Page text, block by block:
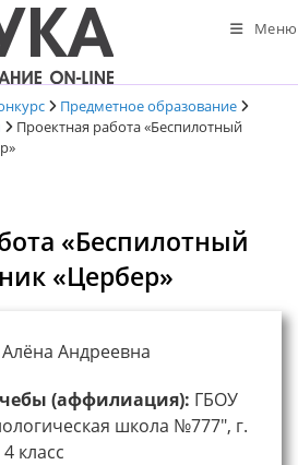
Меню
Предметное образование
Проектная работа «Беспилотный
«Беспилотный
«Цербер»
Андреевна
(аффилиация): ГБОУ
школа №777", г.
класс